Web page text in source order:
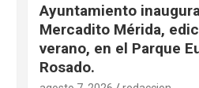
Ayuntamiento
Mercadito Mérida,
verano, en el Parque
Rosado.